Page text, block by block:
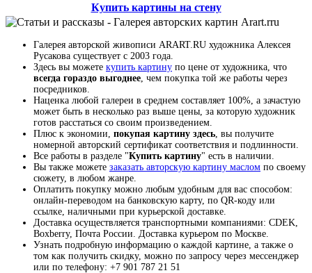
Купить картины на стену
Галерея авторской живописи ARART.RU художника Алексея
Русакова существует с 2003 года.
Здесь вы можете купить картину по цене от художника, что
всегда гораздо выгоднее , чем покупка той же работы через
посредников.
Наценка любой галереи в среднем составляет 100%, а зачастую
может быть в несколько раз выше цены, за которую художник
готов расстаться со своим произведением.
Плюс к экономии, покупая картину здесь , вы получите
номерной авторский сертификат соответствия и подлинности.
Все работы в разделе "Купить картину" есть в наличии.
Вы также можете заказать авторскую картину маслом по своему
сюжету, в любом жанре.
Оплатить покупку можно любым удобным для вас способом:
онлайн-переводом на банковскую карту, по QR-коду или
ссылке, наличными при курьерской доставке.
Доставка осуществляется транспортными компаниями: CDEK,
Boxberry, Почта России. Доставка курьером по Москве.
Узнать подробную информацию о каждой картине, а также о
том как получить скидку, можно по запросу через мессенджер
или по телефону: +7 901 787 21 51